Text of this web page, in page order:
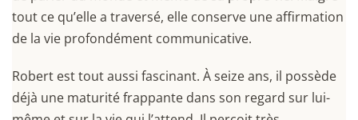
tout ce qu’elle a traversé, elle conserve une affirmation
de la vie profondément communicative.
Robert est tout aussi fascinant. À seize ans, il possède
déjà une maturité frappante dans son regard sur lui-